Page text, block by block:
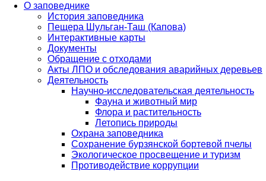
navigation
О заповеднике
История заповедника
Пещера Шульган-Таш (Капова)
Интерактивные карты
Документы
Обращение с отходами
Акты ЛПО и обследования аварийных деревьев
Деятельность
Научно-исследовательская деятельность
Фауна и животный мир
Флора и растительность
Летопись природы
Охрана заповедника
Сохранение бурзянской бортевой пчелы
Экологическое просвещение и туризм
Противодействие коррупции